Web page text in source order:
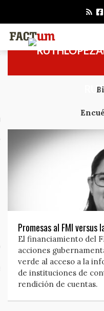
y privacidad
Promesas al FMI versus
El financiamiento del
acciones
verde al acceso a la
de instituciones de
rendición de cuentas.